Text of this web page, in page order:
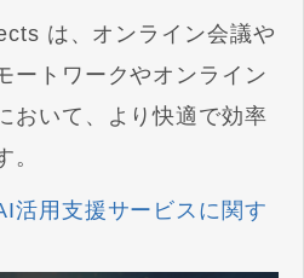
は、オンライン会議や
ートワークやオンライン
おいて、より快適で効率
。
活用支援サービスに関す